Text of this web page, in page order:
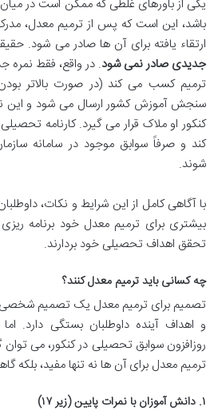
یکی از باورهای غلطی که ممکن است در
باشد، این است که پس از ترمیم معدل،
ارتقاء یافته برای آن ها صادر می شود.
جدیدی صادر نمی شود. در واقع، فقط نمره
ترمیم کسب می کند (در صورت بالاتر
سنجش آموزش کشور ارسال می شود و این
کنکور او ملاک قرار می گیرد. کارنامه
کند و صرفاً سوابق موجود در سامانه
شوند.
با آگاهی کامل از این شرایط و نکات،
بیشتری برای ترمیم معدل خود برنامه
تحقق اهداف تحصیلی خود بردارند.
چه کسانی باید ترمیم معدل کنند؟
تصمیم برای ترمیم معدل یک تصمیم
و اهداف آینده داوطلبان بستگی دارد.
روزافزون سوابق تحصیلی در کنکور، می توان
ترمیم معدل برای آن ها نه تنها مفید،
۱. دانش آموزان با نمرات پایین (زیر ۱۷)